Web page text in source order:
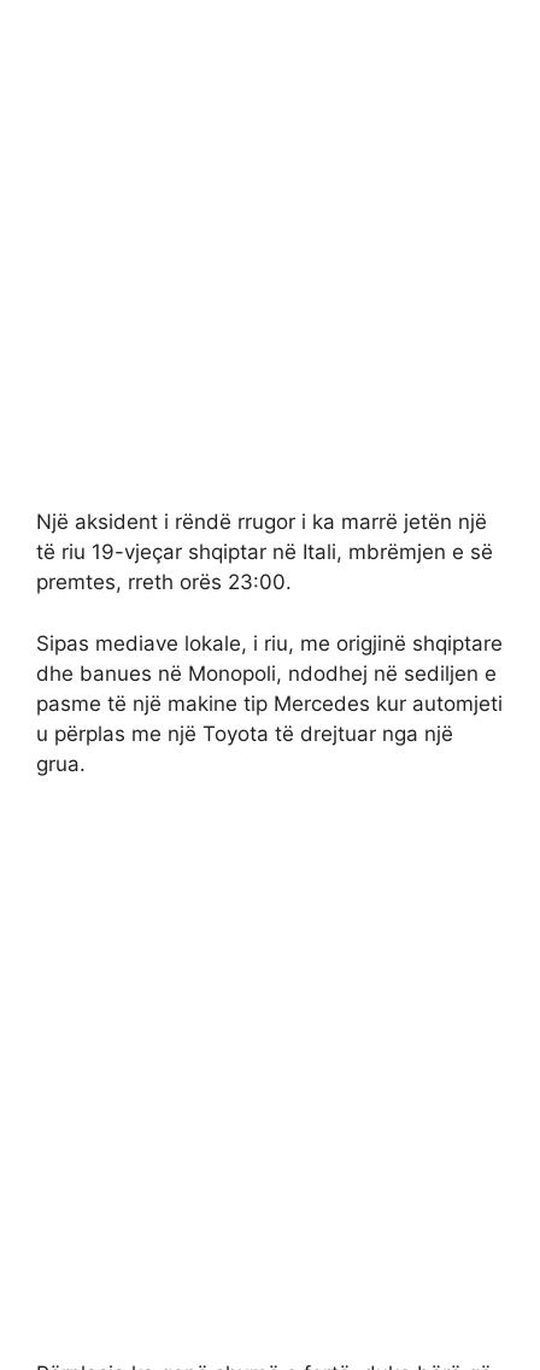
Një aksident i rëndë rrugor i ka marrë jetën një
të riu 19-vjeçar shqiptar në Itali, mbrëmjen e së
premtes, rreth orës 23:00.
Sipas mediave lokale, i riu, me origjinë shqiptare
dhe banues në Monopoli, ndodhej në sediljen e
pasme të një makine tip Mercedes kur automjeti
u përplas me një Toyota të drejtuar nga një
grua.